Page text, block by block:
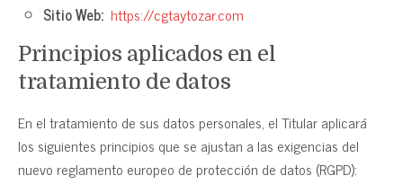
Sitio Web: https://cgtaytozar.com
Principios aplicados en el
tratamiento de datos
En el tratamiento de sus datos personales, el Titular aplicará
los siguientes principios que se ajustan a las exigencias del
nuevo reglamento europeo de protección de datos (RGPD):